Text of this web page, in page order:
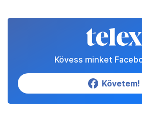
Kövess minket
Követem!